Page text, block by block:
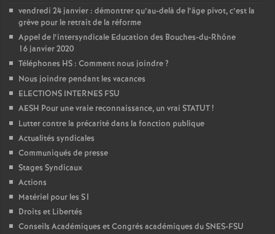
vendredi 24 janvier : démontrer qu’au-delà de l’âge pivot, c’est la
grève pour le retrait de la réforme
Appel de l’intersyndicale Education des Bouches-du-Rhône
16 janvier 2020
Téléphones HS : Comment nous joindre?
Nous joindre pendant les vacances
ELECTIONS INTERNES FSU
AESH Pour une vraie reconnaissance, un vrai STATUT!
Lutter contre la précarité dans la fonction publique
Actualités syndicales
Communiqués de presse
Stages Syndicaux
Actions
Matériel pour les S1
Droits et Libertés
Conseils Académiques et Congrés académiques du SNES-FSU